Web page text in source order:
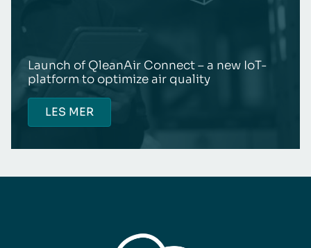
Launch of QleanAir Connect – a new IoT-
platform to optimize air quality
LES MER